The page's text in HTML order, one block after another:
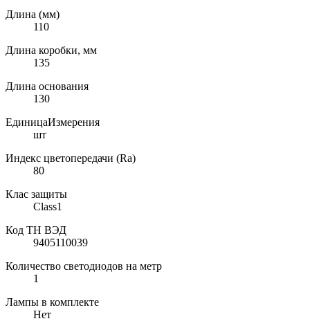
Длина (мм)
110
Длина коробки, мм
135
Длина основания
130
ЕдиницаИзмерения
шт
Индекс цветопередачи (Ra)
80
Клас защиты
Class1
Код ТН ВЭД
9405110039
Количество светодиодов на метр
1
Лампы в комплекте
Нет